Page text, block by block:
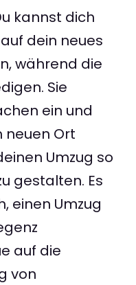
kannst dich
dein neues
während die
Sie
ein und
neuen Ort
Umzug so
gestalten. Es
einen Umzug
auf die
von